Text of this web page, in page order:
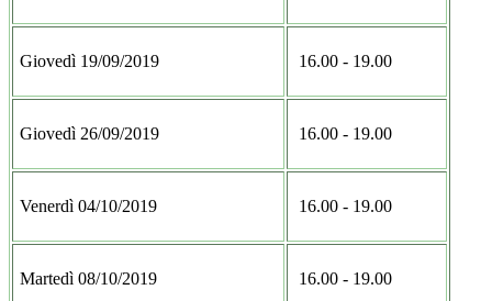
Giovedì 19/09/2019 16.00 - 19.00
Giovedì 26/09/2019 16.00 - 19.00
Venerdì 04/10/2019 16.00 - 19.00
Martedì 08/10/2019 16.00 - 19.00